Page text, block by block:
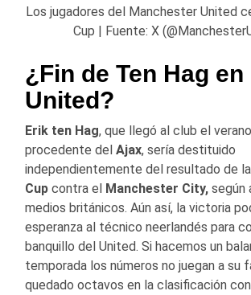
Los jugadores del Manchester United
Cup | Fuente: X
¿Fin de Ten Hag en
United?
Erik ten Hag, que llegó al club el
procedente del Ajax, sería destituido
independientemente del resultado de
Cup contra el Manchester City, según
medios británicos. Aún así, la victoria
esperanza al técnico neerlandés para
banquillo del United. Si hacemos un
temporada los números no juegan a su
quedado octavos en la clasificación